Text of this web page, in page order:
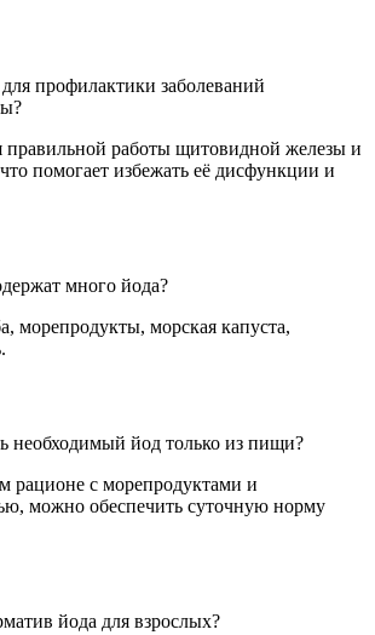
профилактики заболеваний
правильной работы щитовидной железы и
помогает избежать её дисфункции и
много йода?
морепродукты, морская капуста,
необходимый йод только из пищи?
рационе с морепродуктами и
можно обеспечить суточную норму
йода для взрослых?